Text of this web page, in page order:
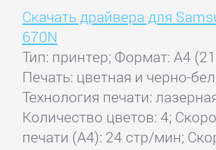
Скачать драйвера для
670N
Тип: принтер; Формат: A4
Печать: цветная и черно-
Технология печати:
Количество цветов: 4;
печати (А4): 24 стр/мин;